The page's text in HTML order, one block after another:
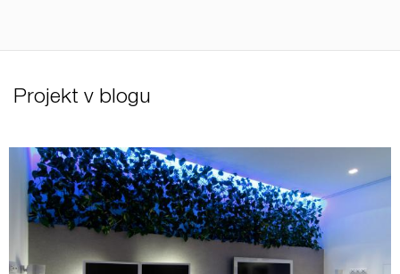
Projekt v blogu